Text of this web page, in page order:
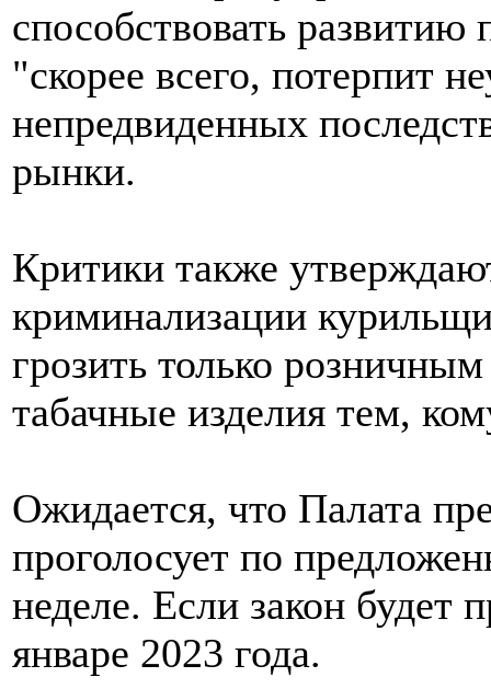
способствовать
"скорее всего, потерпит
непредвиденных
рынки.
Критики также
криминализации
грозить только
табачные изделия тем,
Ожидается, что Палата
проголосует по
неделе. Если закон будет
январе 2023 года.